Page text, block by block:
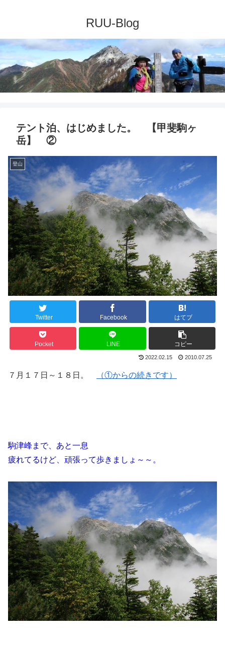
テント泊、はじめました。 【甲斐駒ヶ
岳】 ②
登山
Twitter Facebook はてブ
Pocket LINE コピー
2022.02.15 2010.07.25
７月１７日～１８日。 （①からの続きです）
駒津峰まで、あと一息
疲れてるけど、頑張って歩きましょ～～。